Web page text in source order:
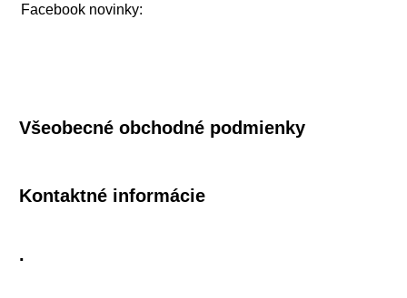
Facebook novinky:
Všeobecné obchodné podmienky
Kontaktné informácie
.